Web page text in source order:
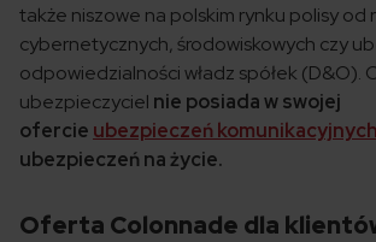
także niszowe na polskim rynku polisy od
cybernetycznych, środowiskowych czy
odpowiedzialności władz spółek (D&O).
ubezpieczyciel nie posiada w swojej
ofercie ubezpieczeń komunikacyjnych
ubezpieczeń na życie.
Oferta Colonnade dla